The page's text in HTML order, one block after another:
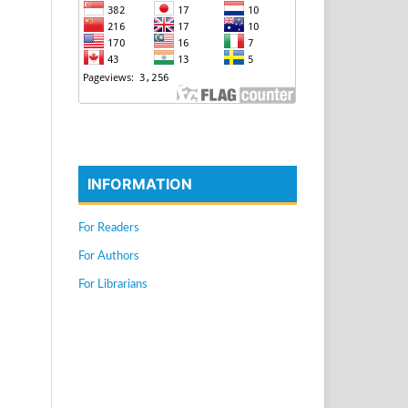
INFORMATION
For Readers
For Authors
For Librarians